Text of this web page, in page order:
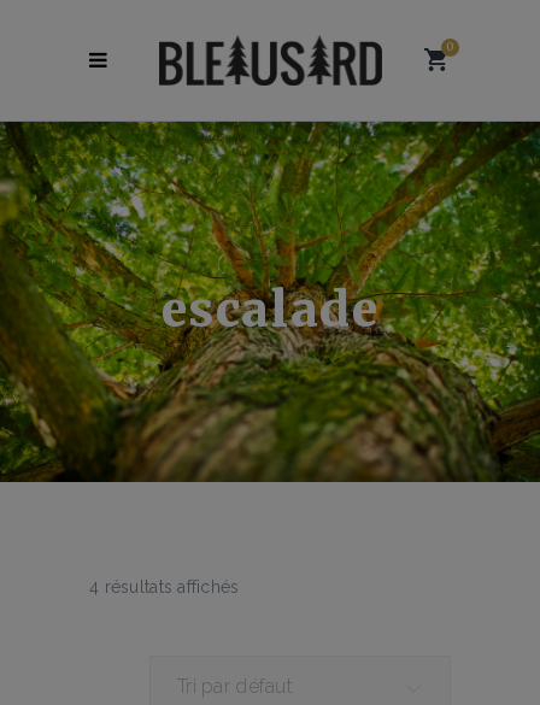
0
escalade
4 résultats affichés
Tri par défaut